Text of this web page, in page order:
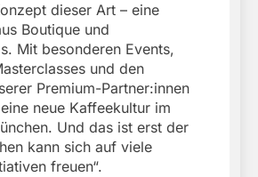
dieser Art – eine
Boutique und
Mit besonderen Events,
und den
Premium-Partner:innen
neue Kaffeekultur im
Und das ist erst der
kann sich auf viele
freuen“.